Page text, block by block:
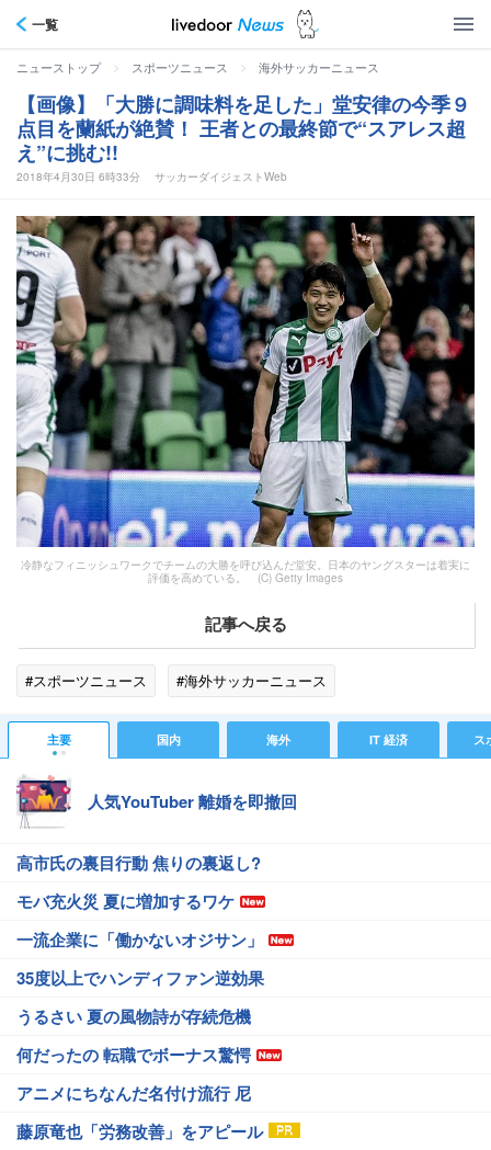
一覧
ニューストップ > スポーツニュース > 海外サッカーニュース
【画像】「大勝に調味料を足した」堂安律の今季９
点目を蘭紙が絶賛！ 王者との最終節で“スアレス超
え”に挑む!!
2018年4月30日 6時33分 サッカーダイジェストWeb
冷静なフィニッシュワークでチームの大勝を呼び込んだ堂安。日本のヤングスターは着実に
評価を高めている。 (C) Getty Images
記事へ戻る
#スポーツニュース #海外サッカーニュース
主要 国内 海外 IT 経済 ス
人気YouTuber 離婚を即撤回
高市氏の裏目行動 焦りの裏返し?
モバ充火災 夏に増加するワケ
一流企業に「働かないオジサン」
35度以上でハンディファン逆効果
うるさい 夏の風物詩が存続危機
何だったの 転職でボーナス驚愕
アニメにちなんだ名付け流行 尼
藤原竜也「労務改善」をアピール